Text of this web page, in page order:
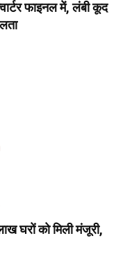
फाइनल में, लंबी कूद
घरों को मिली मंजूरी,